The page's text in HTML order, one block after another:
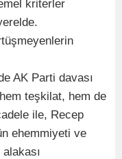
kriterler
AK Parti davası
teşkilat, hem de
ile, Recep
ehemmiyeti ve